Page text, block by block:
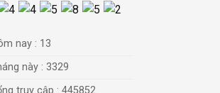
nay : 13
này : 3329